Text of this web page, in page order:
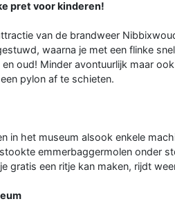
pret voor kinderen!
van de brandweer
waarna je met een flinke
oud! Minder avontuurlijk maar
pylon af te schieten.
in het museum alsook enkele
emmerbaggermolen onder
gratis een ritje kan maken, rijdt